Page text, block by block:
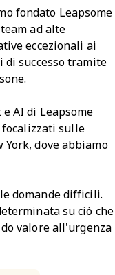
fondato Leapsome
ad alte
eccezionali ai
di successo tramite
AI di Leapsome
focalizzati sulle
dove abbiamo
domande difficili.
su ciò che
valore all'urgenza